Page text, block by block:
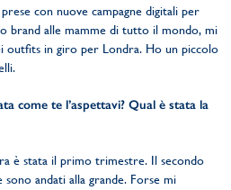
con nuove campagne digitali per
brand alle mamme di tutto il mondo, mi
outfits in giro per Londra. Ho un piccolo
come te l’aspettavi? Qual è stata la
è stata il primo trimestre. Il secondo
andati alla grande. Forse mi